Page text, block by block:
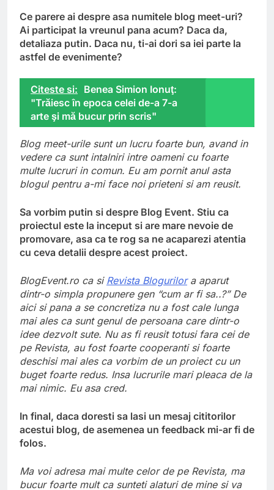
Ce parere ai despre asa numitele blog meet-uri?
Ai participat la vreunul pana acum? Daca da,
detaliaza putin. Daca nu, ti-ai dori sa iei parte la
astfel de evenimente?
Citeste si: Benea Simion Ionuţ:
"Trăiesc în epoca celei de-a 7-a
arte şi mă bucur prin scris"
Blog meet-urile sunt un lucru foarte bun, avand in
vedere ca sunt intalniri intre oameni cu foarte
multe lucruri in comun. Eu am pornit anul asta
blogul pentru a-mi face noi prieteni si am reusit.
Sa vorbim putin si despre Blog Event. Stiu ca
proiectul este la inceput si are mare nevoie de
promovare, asa ca te rog sa ne acaparezi atentia
cu ceva detalii despre acest proiect.
BlogEvent.ro ca si Revista Blogurilora aparut
dintr-o simpla propunere gen “cum ar fi sa..?” De
aici si pana a se concretiza nu a fost cale lunga
mai ales ca sunt genul de persoana care dintr-o
idee dezvolt sute. Nu as fi reusit totusi fara cei de
pe Revista, au fost foarte cooperanti si foarte
deschisi mai ales ca vorbim de un proiect cu un
buget foarte redus. Insa lucrurile mari pleaca de la
mai nimic. Eu asa cred.
In final, daca doresti sa lasi un mesaj cititorilor
acestui blog, de asemenea un feedback mi-ar fi de
folos.
Ma voi adresa mai multe celor de pe Revista, ma
bucur foarte mult ca sunteti alaturi de mine si va